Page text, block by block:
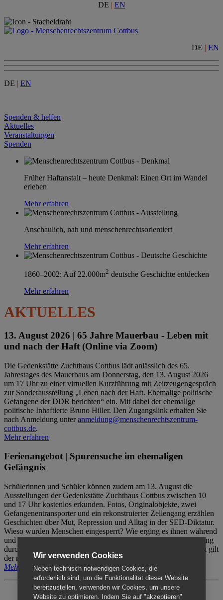
DE | EN
DE | EN
DE | EN
Spenden & helfen
Aktuelles
Veranstaltungen
Spenden
Früher Haftanstalt – heute Denkmal: Einen Ort im Wandel
erleben
Mehr erfahren
Anschaulich, nah und menschenrechtsorientiert
Mehr erfahren
1860–2002: Auf 22.000m2 deutsche Geschichte entdecken
Mehr erfahren
AKTUELLES
13. August 2026 | 65 Jahre Mauerbau - Leben mit
und nach der Haft (Online via Zoom)
Die Gedenkstätte Zuchthaus Cottbus lädt anlässlich des 65.
Jahrestages des Mauerbaus am Donnerstag, den 13. August 2026
um 17 Uhr zu einer virtuellen Kurzführung mit Zeitzeugengespräch
zur Sonderausstellung „Leben nach der Haft. Ehemalige politische
Gefangene der DDR berichten“ ein. Mit dabei der ehemalige
politische Inhaftierte Bruno Hiller. Den Zugangslink erhalten Sie
nach Anmeldung unteranmeldung@menschenrechtszentrum-
cottbus.de.
Mehr erfahren
Ferienangebot | Spurensuche im ehemaligen
Gefängnis
Schülerinnen und Schüler können zudem am 13. August die
Ausstellungen der Gedenkstätte Zuchthaus Cottbus zwischen 10
und 17 Uhr kostenlos erkunden. Fotos, Originalobjekte, zwei
Gefangenentransporter und ein rekonstruierter Zellengang erzählen
Geschichten über Mut, Repression und Alltag in der SED-Diktatur.
Wieso wurden Menschen eingesperrt? Wie erging es ihnen während
und nach der Haft? Der Besuch erfolgt individuell ohne Betreuung
durch das Menschenrechtszentrum Cottbus. Für Begleitpersonen gilt
der reguläre Eintritt (8€ / ermäßigt 5€).
Mehr erfahren
Wir verwenden Cookies
Neben technisch notwendigen Cookies, die
erforderlich sind, um die Funktionalität dieser Website
bereitzustellen, verwenden wir Cookies, um unsere
Website zu optimieren. Indem Sie auf "akzeptieren"